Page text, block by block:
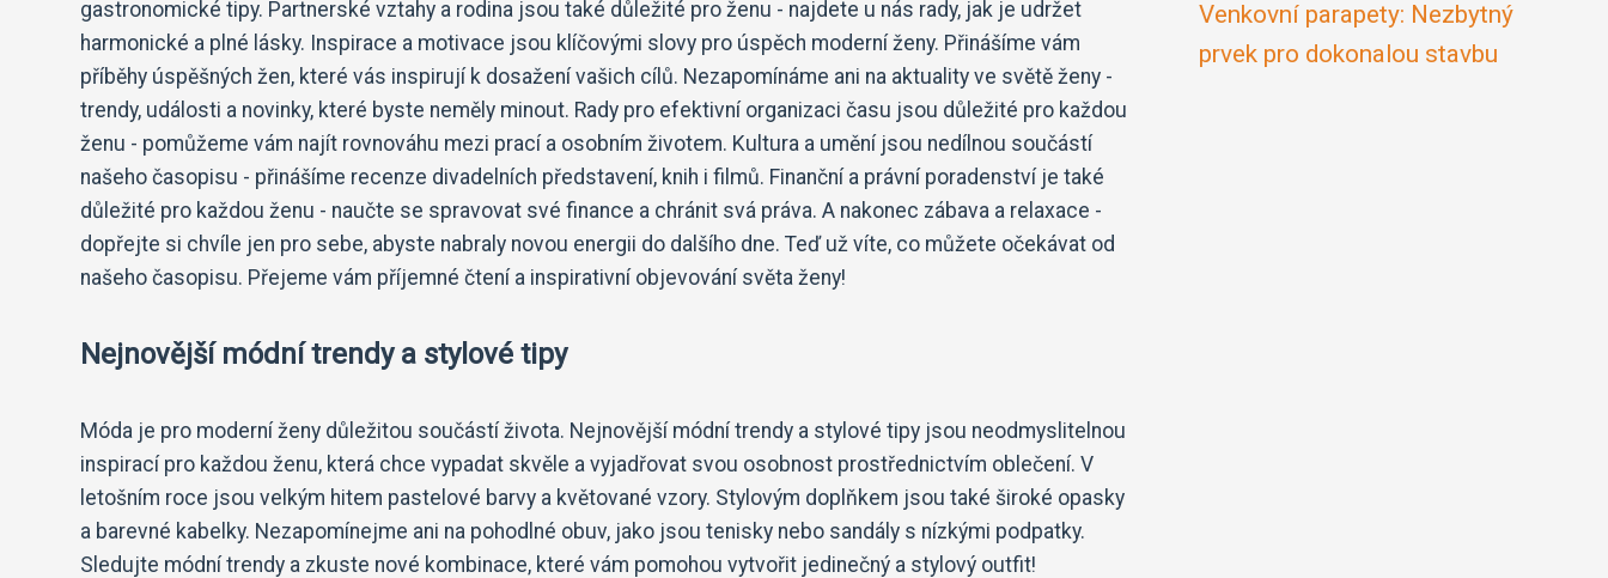
gastronomické tipy. Partnerské vztahy a rodina jsou také důležité pro ženu - najdete u nás rady, jak je udržet
harmonické a plné lásky. Inspirace a motivace jsou klíčovými slovy pro úspěch moderní ženy. Přinášíme vám
příběhy úspěšných žen, které vás inspirují k dosažení vašich cílů. Nezapomínáme ani na aktuality ve světě ženy -
trendy, události a novinky, které byste neměly minout. Rady pro efektivní organizaci času jsou důležité pro každou
ženu - pomůžeme vám najít rovnováhu mezi prací a osobním životem. Kultura a umění jsou nedílnou součástí
našeho časopisu - přinášíme recenze divadelních představení, knih i filmů. Finanční a právní poradenství je také
důležité pro každou ženu - naučte se spravovat své finance a chránit svá práva. A nakonec zábava a relaxace -
dopřejte si chvíle jen pro sebe, abyste nabraly novou energii do dalšího dne. Teď už víte, co můžete očekávat od
našeho časopisu. Přejeme vám příjemné čtení a inspirativní objevování světa ženy!
Nejnovější módní trendy a stylové tipy
Móda je pro moderní ženy důležitou součástí života. Nejnovější módní trendy a stylové tipy jsou neodmyslitelnou
inspirací pro každou ženu, která chce vypadat skvěle a vyjadřovat svou osobnost prostřednictvím oblečení. V
letošním roce jsou velkým hitem pastelové barvy a květované vzory. Stylovým doplňkem jsou také široké opasky
a barevné kabelky. Nezapomínejme ani na pohodlné obuv, jako jsou tenisky nebo sandály s nízkými podpatky.
Sledujte módní trendy a zkuste nové kombinace, které vám pomohou vytvořit jedinečný a stylový outfit!
Venkovní parapety: Nezbytný
prvek pro dokonalou stavbu